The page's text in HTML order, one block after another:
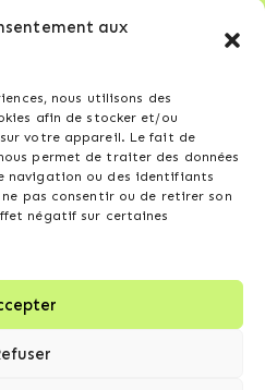
aux
nous utilisons des
afin de stocker et/ou
votre appareil. Le fait de
permet de traiter des données
navigation ou des identifiants
pas consentir ou de retirer son
négatif sur certaines
INFOLETTRE
et d’autres
de Compagnie des
.